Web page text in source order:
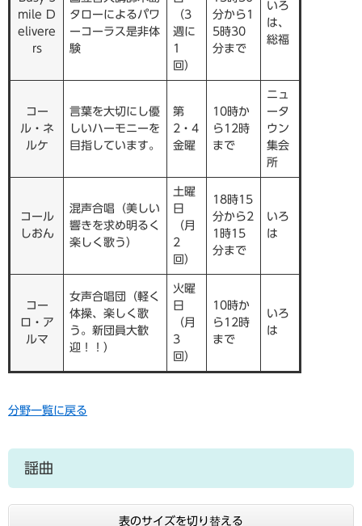
mile D
elivere
rs
タローによるパワ
ーコーラス是非体
験
（3
週に
1
回）
分から1
5時30
分まで
いろ
は、
総福
コー
ル・ネ
ルケ
言葉を大切にし優
しいハーモニーを
目指しています。
第
2・4
金曜
10時か
ら12時
まで
ニュ
ータ
ウン
集会
所
コール
しおん
混声合唱（美しい
響きを求め明るく
楽しく歌う）
土曜
日
（月
2
回）
18時15
分から2
1時15
分まで
いろ
は
コー
ロ・ア
ルマ
女声合唱団（軽く
体操、楽しく歌
う。新団員大歓
迎！！）
火曜
日
（月
3
回）
10時か
ら12時
まで
いろ
は
分野一覧に戻る
謡曲
表のサイズを切り替える